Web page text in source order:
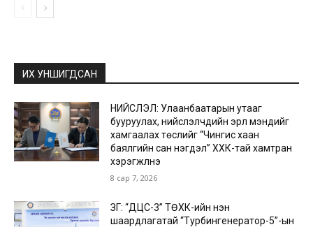
ИХ УНШИГДСАН
НИЙСЛЭЛ: Улаанбаатарын утааг
бууруулах, нийслэлчүүдийн эрүүл мэндийг
хамгаалах төслийг “Чингис хаан
баялгийн сан нэгдэл” ХХК-тай хамтран
хэрэгжүүлнэ
8 сар 7, 2026
ЗГ: “ДЦС-3” ТӨХК-ийн нэн
шаардлагатай “Турбингенератор-5”-ын